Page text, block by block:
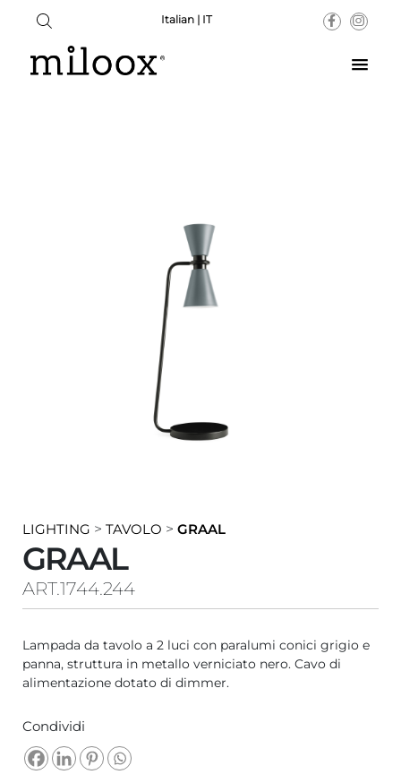
Italian | IT
LIGHTING >TAVOLO >GRAAL
GRAAL
ART.1744.244
Lampada da tavolo a 2 luci con paralumi conici grigio e
panna, struttura in metallo verniciato nero. Cavo di
alimentazione dotato di dimmer.
Condividi